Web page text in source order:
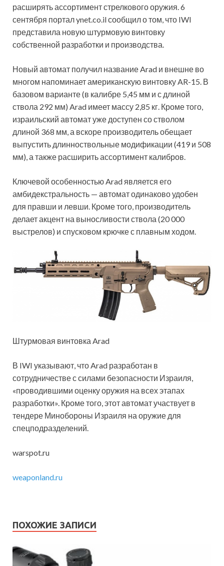
расширять ассортимент стрелкового оружия. 6
сентября портал ynet.co.il сообщил о том, что IWI
представила новую штурмовую винтовку
собственной разработки и производства.
Новый автомат получил название Arad и внешне во
многом напоминаетамериканскую винтовку AR-15. В
базовом варианте (в калибре 5,45 мм и с длиной
ствола 292 мм) Arad имеет массу 2,85 кг. Кроме того,
израильский автомат уже доступен со стволом
длиной 368 мм, а вскоре производитель обещает
выпустить длинноствольные модификации (419 и 508
мм), а также расширить ассортимент калибров.
Ключевой особенностью Arad является его
амбидекстральность — автомат одинаково удобен
для правши и левши. Кроме того, производитель
делает акцент на выносливости ствола (20 000
выстрелов) и спусковом крючке с плавным ходом.
Штурмовая винтовка Arad
В IWI указывают, что Arad разработан в
сотрудничестве с силами безопасности Израиля,
«проводившими оценку оружия на всех этапах
разработки». Кроме того, этот автомат участвует в
тендере Минобороны Израиля на оружие для
спецподразделений.
warspot.ru
weaponland.ru
ПОХОЖИЕ ЗАПИСИ